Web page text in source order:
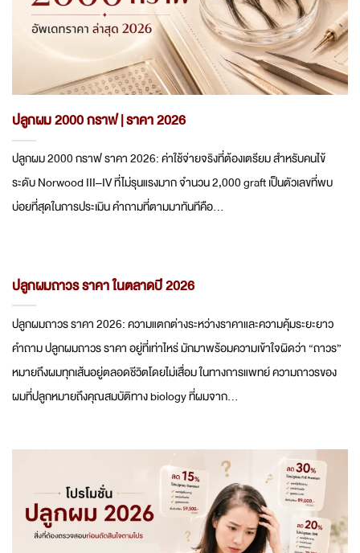
ปลูกผม 2000 กราฟ | ราคา 2026
ปลูกผม 2000 กราฟ ราคา 2026: ค่าใช้จ่ายจริงที่ต้องเตรียม สำหรับคนไข้
ระดับ Norwood III–IV ที่ไม่รุนแรงมาก จำนวน 2,000 graft เป็นตัวเลขที่พบ
บ่อยที่สุดในการประเมิน คำถามที่ตามมาทันทีคือ...
ปลูกผมถาวร ราคา ในตลาดปี 2026
ปลูกผมถาวร ราคา 2026: ความแตกต่างระหว่างราคาและความคุ้มระยะยาว
คำถาม ปลูกผมถาวร ราคา อยู่ที่เท่าไหร่ มักมาพร้อมความเข้าใจผิดว่า “ถาวร”
หมายถึงผมทุกเส้นอยู่ตลอดชีวิตโดยไม่เสื่อม ในทางการแพทย์ ความถาวรของ
ผมที่ปลูกหมายถึงคุณสมบัติทาง biology ที่ผมจาก...